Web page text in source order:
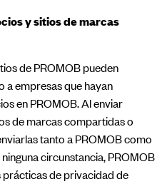
y sitios de marcas
de PROMOB pueden
a empresas que hayan
en PROMOB. Al enviar
de marcas compartidas o
tanto a PROMOB como
circunstancia, PROMOB
de privacidad de